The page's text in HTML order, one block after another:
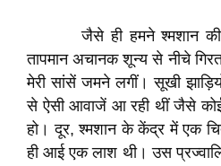
जैसे ही हमने श्मशान की
तापमान अचानक शून्य से
मेरी सांसें जमने लगीं। सूखी
से ऐसी आवाजें आ रही थीं जैसे कोई
हो। दूर, श्मशान के केंद्र में एक
ही आई एक लाश थी। उस